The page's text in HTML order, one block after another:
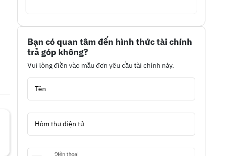
Bạn có quan tâm đến hình thức tài chính
trả góp không?
Vui lòng điền vào mẫu đơn yêu cầu tài chính này.
Tên
Hòm thư điện tử
Điện thoại